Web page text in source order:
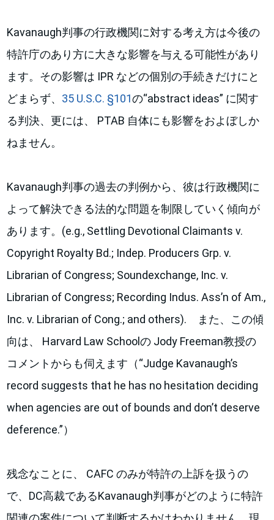
Kavanaugh判事の行政機関に対する考え方は今後の
特許庁のあり方に大きな影響を与える可能性があり
ます。その影響は IPR などの個別の手続きだけにと
どまらず、 35 U.S.C. §101の“abstract ideas” に関す
る判決、更には、 PTAB 自体にも影響をおよぼしか
ねません。
Kavanaugh判事の過去の判例から、彼は行政機関に
よって解決できる法的な問題を制限していく傾向が
あります。(e.g., Settling Devotional Claimants v.
Copyright Royalty Bd.; Indep. Producers Grp. v.
Librarian of Congress; Soundexchange, Inc. v.
Librarian of Congress; Recording Indus. Ass’n of Am.,
Inc. v. Librarian of Cong.; and others). また、この傾
向は、 Harvard Law Schoolの Jody Freeman教授の
コメントからも伺えます（“Judge Kavanaugh’s
record suggests that he has no hesitation deciding
when agencies are out of bounds and don’t deserve
deference.”）
残念なことに、 CAFC のみが特許の上訴を扱うの
で、DC高裁であるKavanaugh判事がどのように特許